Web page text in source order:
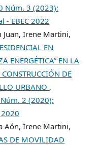
Núm. 3 (2023):
- EBEC 2022
Juan, Irene Martini,
EN
ENERGÉTICA” EN LA
DE
URBANO ,
2 (2020):
2020
Aón, Irene Martini,
DE MOVILIDAD